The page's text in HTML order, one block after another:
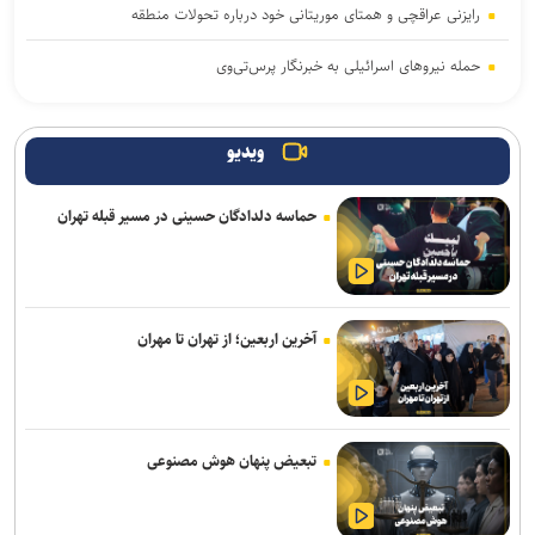
رایزنی عراقچی و همتای موریتانی خود درباره تحولات منطقه
حمله نیروهای اسرائیلی به خبرنگار پرس‌تی‌وی
پنتاگون با افشای کمبود تسلیحات نشست برگزار می‌کند
انفجار در حومه دمشق چند کشته و زخمی برجا گذاشت
برگزاری مجمع آژانس انرژی اتمی اوایل شهریور در آمریکا
یمن: نقشه عربستان برای حمله به صنعاء را در نطفه خفه کردیم
پیام هشدار مقاومت یمن به ریاض
قدردانی از حضور حماسی ملت مبعوث شده در راهپیمایی اربعین
ترامپ با تهدید افشاگران، بحران مهمات آمریکا را انکار کرد
ویدیو
حماسه دلدادگان حسینی در مسیر قبله تهران
آخرین اربعین؛ از تهران تا مهران
تبعیض پنهان هوش مصنوعی